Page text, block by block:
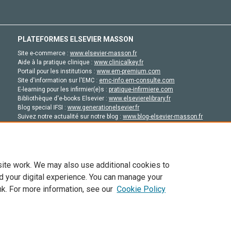
PLATEFORMES ELSEVIER MASSON
Site e-commerce : www.elsevier-masson.fr
Aide à la pratique clinique : www.clinicalkey.fr
Portail pour les institutions : www.em-premium.com
Site d'information sur l'EMC : emc-info.em-consulte.com
E-learning pour les infirmier(e)s : pratique-infirmiere.com
Bibliothèque d'e-books Elsevier : www.elsevierelibrary.fr
Blog special IFSI : www.generationelsevier.fr
Suivez notre actualité sur notre blog : www.blog-elsevier-masson.fr
ses concédants de licence et ses contributeurs. Tout les droits sont réservés,
similaires. Pour tout contenu en libre accès, les conditions de licence
work. We may also use additional cookies to
digital experience. You can manage your
For more information, see our Cookie Policy